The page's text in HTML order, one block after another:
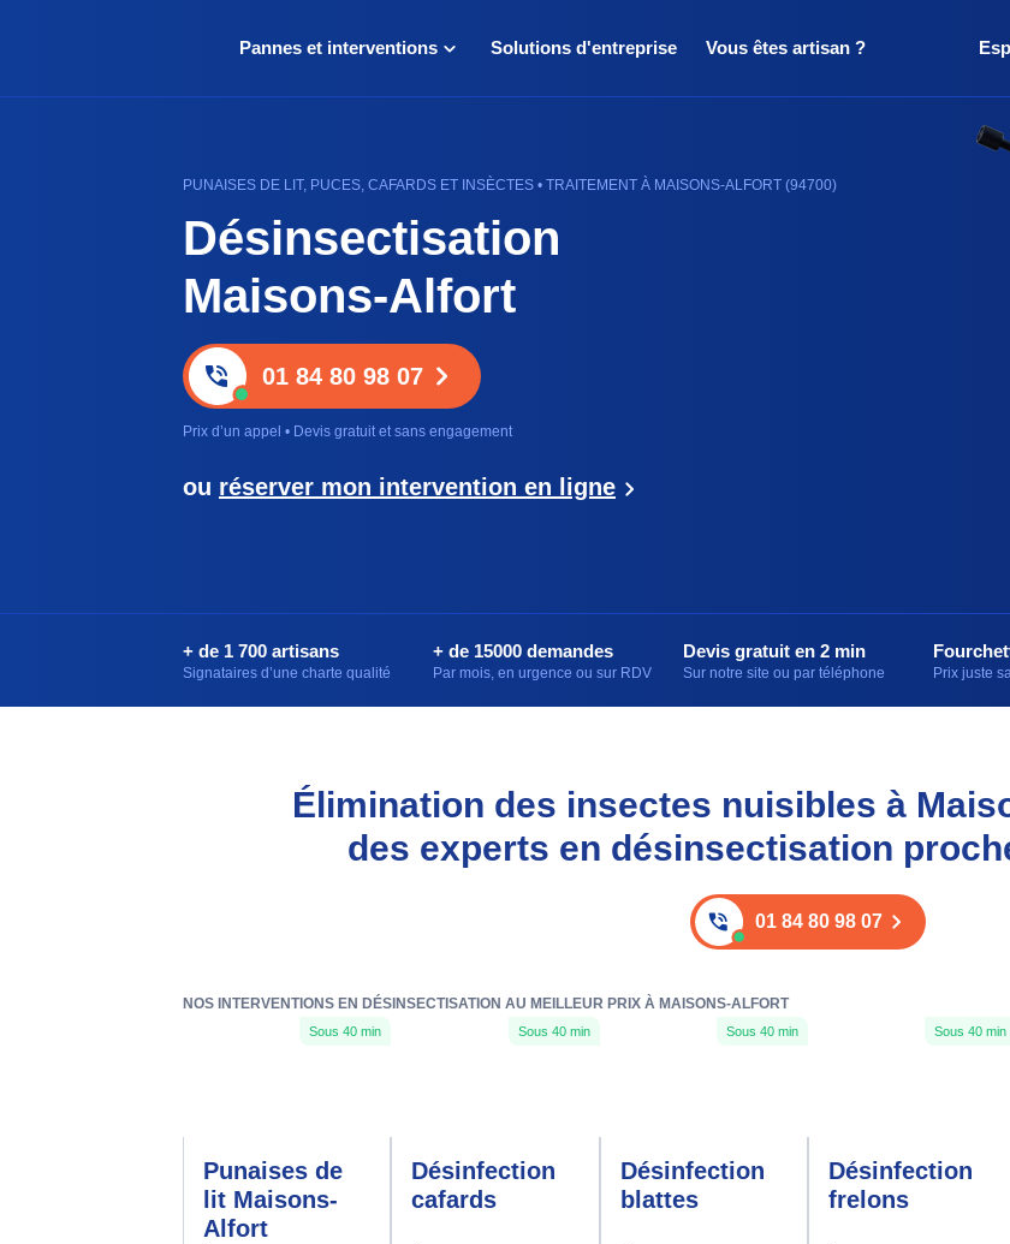
Pannes et interventions Solutions d'entreprise Vous êtes artisan ?
PUNAISES DE LIT, PUCES, CAFARDS ET INSÈCTES • TRAITEMENT À MAISONS-ALFORT (94700)
Désinsectisation
Maisons-Alfort
01 84 80 98 07
Prix d’un appel • Devis gratuit et sans engagement
ou réserver mon intervention en ligne
+ de 1 700 artisans
Signataires d’une charte qualité
+ de 15000 demandes
Par mois, en urgence ou sur RDV
Devis gratuit en 2 min
Sur notre site ou par téléphone Prix juste
Élimination des insectes nuisibles à
des experts en désinsectisation
01 84 80 98 07
NOS INTERVENTIONS EN DÉSINSECTISATION AU MEILLEUR PRIX À MAISONS-ALFORT
Sous 40 min
Punaises de
lit Maisons-
Alfort
Sous 40 min
Désinfection
cafards
Sous 40 min
Désinfection
blattes
Sous 40 min
Désinfection
frelons